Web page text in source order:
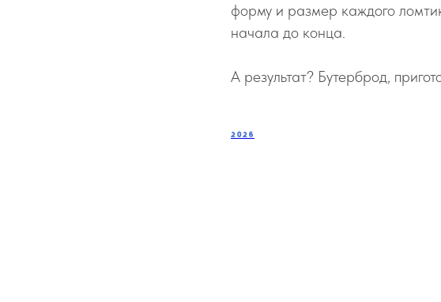
форму и размер каждого
начала до конца.
А результат? Бутерброд,
2026